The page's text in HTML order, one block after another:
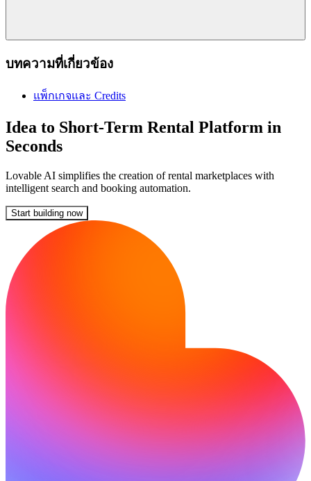
บทความที่เกี่ยวข้อง
แพ็กเกจและ Credits
Idea to Short-Term Rental Platform in
Seconds
Lovable AI simplifies the creation of rental marketplaces with
intelligent search and booking automation.
Start building now